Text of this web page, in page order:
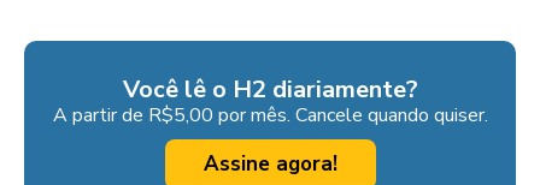
Você lê o H2 diariamente?
A partir de R$5,00 por mês. Cancele quando quiser.
Assine agora!